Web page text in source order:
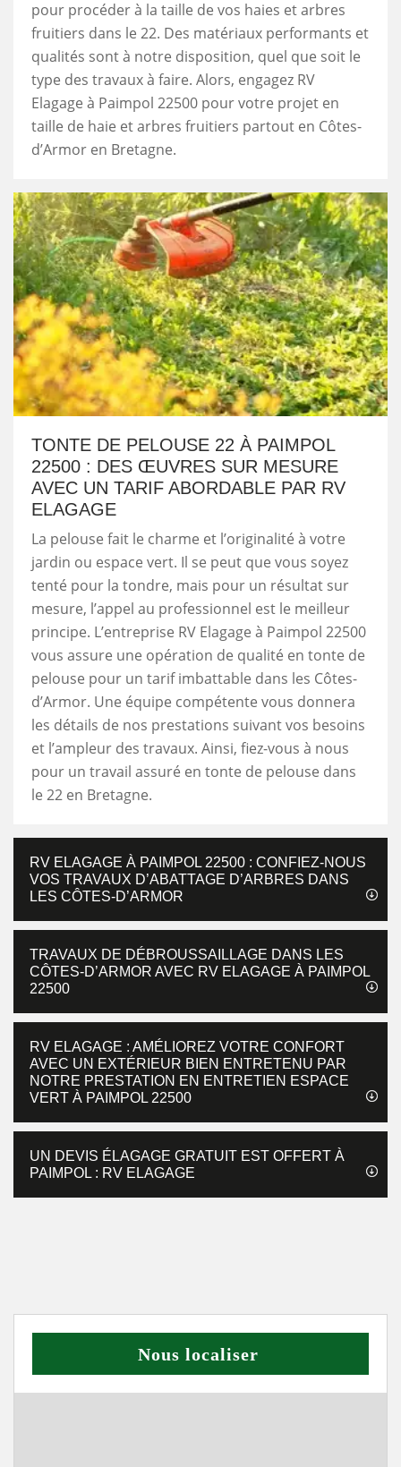
pour procéder à la taille de vos haies et arbres
fruitiers dans le 22. Des matériaux performants et
qualités sont à notre disposition, quel que soit le
type des travaux à faire. Alors, engagez RV
Elagage à Paimpol 22500 pour votre projet en
taille de haie et arbres fruitiers partout en Côtes-
d’Armor en Bretagne.
TONTE DE PELOUSE 22 À PAIMPOL
22500 : DES ŒUVRES SUR MESURE
AVEC UN TARIF ABORDABLE PAR RV
ELAGAGE
La pelouse fait le charme et l’originalité à votre
jardin ou espace vert. Il se peut que vous soyez
tenté pour la tondre, mais pour un résultat sur
mesure, l’appel au professionnel est le meilleur
principe. L’entreprise RV Elagage à Paimpol 22500
vous assure une opération de qualité en tonte de
pelouse pour un tarif imbattable dans les Côtes-
d’Armor. Une équipe compétente vous donnera
les détails de nos prestations suivant vos besoins
et l’ampleur des travaux. Ainsi, fiez-vous à nous
pour un travail assuré en tonte de pelouse dans
le 22 en Bretagne.
RV ELAGAGE À PAIMPOL 22500 : CONFIEZ-NOUS
VOS TRAVAUX D’ABATTAGE D’ARBRES DANS
LES CÔTES-D’ARMOR
TRAVAUX DE DÉBROUSSAILLAGE DANS LES
CÔTES-D’ARMOR AVEC RV ELAGAGE À PAIMPOL
22500
RV ELAGAGE : AMÉLIOREZ VOTRE CONFORT
AVEC UN EXTÉRIEUR BIEN ENTRETENU PAR
NOTRE PRESTATION EN ENTRETIEN ESPACE
VERT À PAIMPOL 22500
UN DEVIS ÉLAGAGE GRATUIT EST OFFERT À
PAIMPOL : RV ELAGAGE
Nous localiser